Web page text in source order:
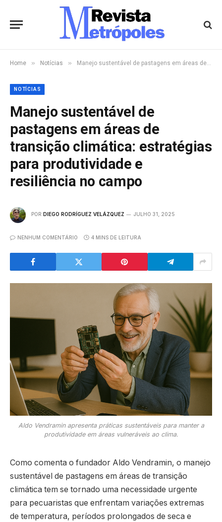
Home » Notícias » Manejo sustentável de pastagens em áreas de transição climática: estratégias para produtividade e resiliência no campo
NOTÍCIAS
Manejo sustentável de
pastagens em áreas de
transição climática: estratégias
para produtividade e
resiliência no campo
POR DIEGO RODRÍGUEZ VELÁZQUEZ JULHO 31, 2025
NENHUM COMENTÁRIO 4 MINS DE LEITURA
Aldo Vendramin apresenta práticas sustentáveis para manter a
produtividade em áreas vulneráveis ao clima.
Como comenta o fundador Aldo Vendramin, o manejo
sustentável de pastagens em áreas de transição
climática tem se tornado uma necessidade urgente
para pecuaristas que enfrentam variações extremas
de temperatura, períodos prolongados de seca e